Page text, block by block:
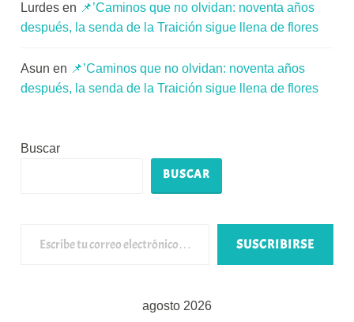
Lurdes en 📌’Caminos que no olvidan: noventa años
después, la senda de la Traición sigue llena de flores
Asun en 📌’Caminos que no olvidan: noventa años
después, la senda de la Traición sigue llena de flores
Buscar
BUSCAR
SUSCRIBIRSE
agosto 2026